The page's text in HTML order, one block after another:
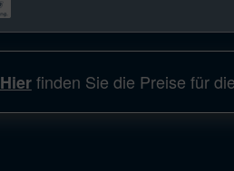
Hierfinden Sie die Preise für